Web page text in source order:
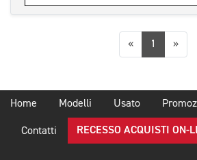
«Precedente
1 »
Home Modelli Usato
Contatti RECESSO ACQUISTI ON-